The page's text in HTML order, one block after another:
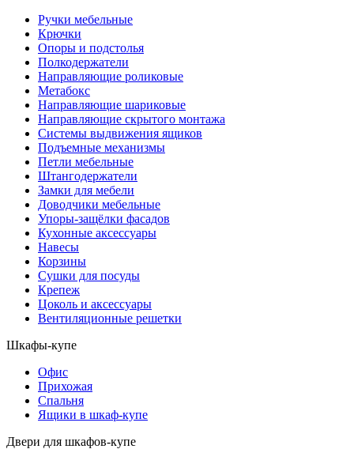
Ручки мебельные
Крючки
Опоры и подстолья
Полкодержатели
Направляющие роликовые
Метабокс
Направляющие шариковые
Направляющие скрытого монтажа
Системы выдвижения ящиков
Подъемные механизмы
Петли мебельные
Штангодержатели
Замки для мебели
Доводчики мебельные
Упоры-защёлки фасадов
Кухонные аксессуары
Навесы
Корзины
Сушки для посуды
Крепеж
Цоколь и аксессуары
Вентиляционные решетки
Шкафы-купе
Офис
Прихожая
Спальня
Ящики в шкаф-купе
Двери для шкафов-купе